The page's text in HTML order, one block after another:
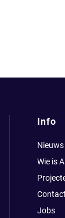
Info
Nieuws
Wie is
Jobs